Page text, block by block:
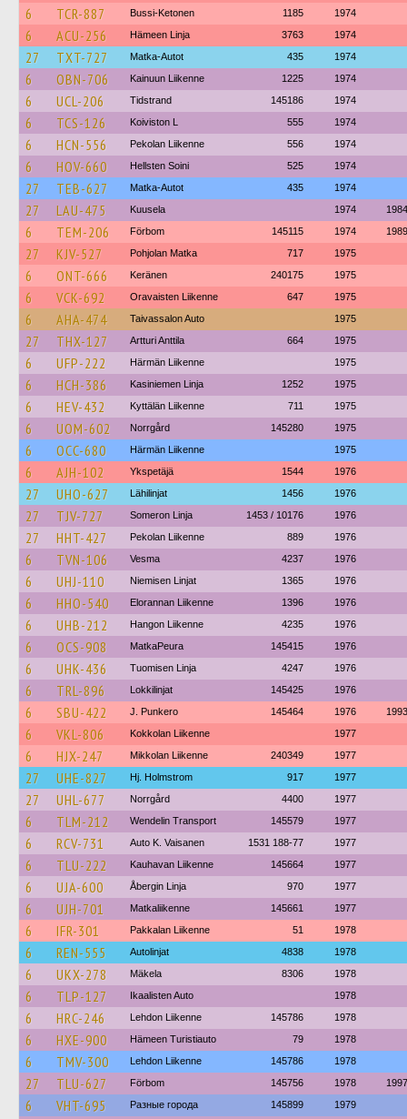
6
TCR-887 Bussi-Ketonen 1185 1974
6 ACU-256 Hämeen Linja 3763 1974
27 TXT-727 Matka-Autot 435 1974
6 OBN-706 Kainuun Liikenne 1225 1974
6 UCL-206 Tidstrand 145186 1974
6 TCS-126 Koiviston L 555 1974
6 HCN-556 Pekolan Liikenne 556 1974
6 HOV-660 Hellsten Soini 525 1974
27 TEB-627 Matka-Autot 435 1974
27 LAU-475 Kuusela 1974 1984
6 TEM-206 Förbom 145115 1974 1989
27 KJV-527 Pohjolan Matka 717 1975
6 ONT-666 Keränen 240175 1975
6 VCK-692 Oravaisten Liikenne 647 1975
6 AHA-474 Taivassalon Auto 1975
27 THX-127 Artturi Anttila 664 1975
6 UFP-222 Härmän Liikenne 1975
6 HCH-386 Kasiniemen Linja 1252 1975
6 HEV-432 Kyttälän Liikenne 711 1975
6 UOM-602 Norrgård 145280 1975
6 OCC-680 Härmän Liikenne 1975
6 AJH-102 Ykspetäjä 1544 1976
27 UHO-627 Lähilinjat 1456 1976
27 TJV-727 Someron Linja 1453 / 10176 1976
27 HHT-427 Pekolan Liikenne 889 1976
6 TVN-106 Vesma 4237 1976
6 UHJ-110 Niemisen Linjat 1365 1976
6 HHO-540 Elorannan Liikenne 1396 1976
6 UHB-212 Hangon Liikenne 4235 1976
6 OCS-908 MatkaPeura 145415 1976
6 UHK-436 Tuomisen Linja 4247 1976
6 TRL-896 Lokkilinjat 145425 1976
6 SBU-422 J. Punkero 145464 1976 1993
6 VKL-806 Kokkolan Liikenne 1977
6 HJX-247 Mikkolan Liikenne 240349 1977
27 UHE-827 Hj. Holmstrom 917 1977
27 UHL-677 Norrgård 4400 1977
6 TLM-212 Wendelin Transport 145579 1977
6 RCV-731 Auto K. Vaisanen 1531 188-77 1977
6 TLU-222 Kauhavan Liikenne 145664 1977
6 UJA-600 Åbergin Linja 970 1977
6 UJH-701 Matkaliikenne 145661 1977
6 IFR-301 Pakkalan Liikenne 51 1978
6 REN-555 Autolinjat 4838 1978
6 UKX-278 Mäkela 8306 1978
6 TLP-127 Ikaalisten Auto 1978
6 HRC-246 Lehdon Liikenne 145786 1978
6 HXE-900 Hämeen Turistiauto 79 1978
6 TMV-300 Lehdon Liikenne 145786 1978
27 TLU-627 Förbom 145756 1978 1997
6 VHT-695 Разные города 145899 1979